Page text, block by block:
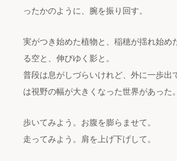
ったかのように、腕を振り回す。
実がつき始めた植物と、稲穂が揺れ始め
る空と、伸びゆく影と。
普段は息がしづらいけれど、外に一歩出
は視野の幅が大きくなった世界があった。
歩いてみよう。お腹を膨らませて。
走ってみよう。肩を上げ下げして。